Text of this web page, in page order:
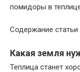
помидоры в
Содержание статьи
Какая земля
Теплица станет